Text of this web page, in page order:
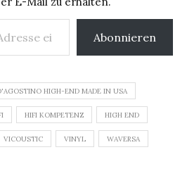
Abonnieren
HIGH-END MADE IN USA
HIFI KOMPETENZ HIGH END
VICOUSTIC VINYL WAVERSA